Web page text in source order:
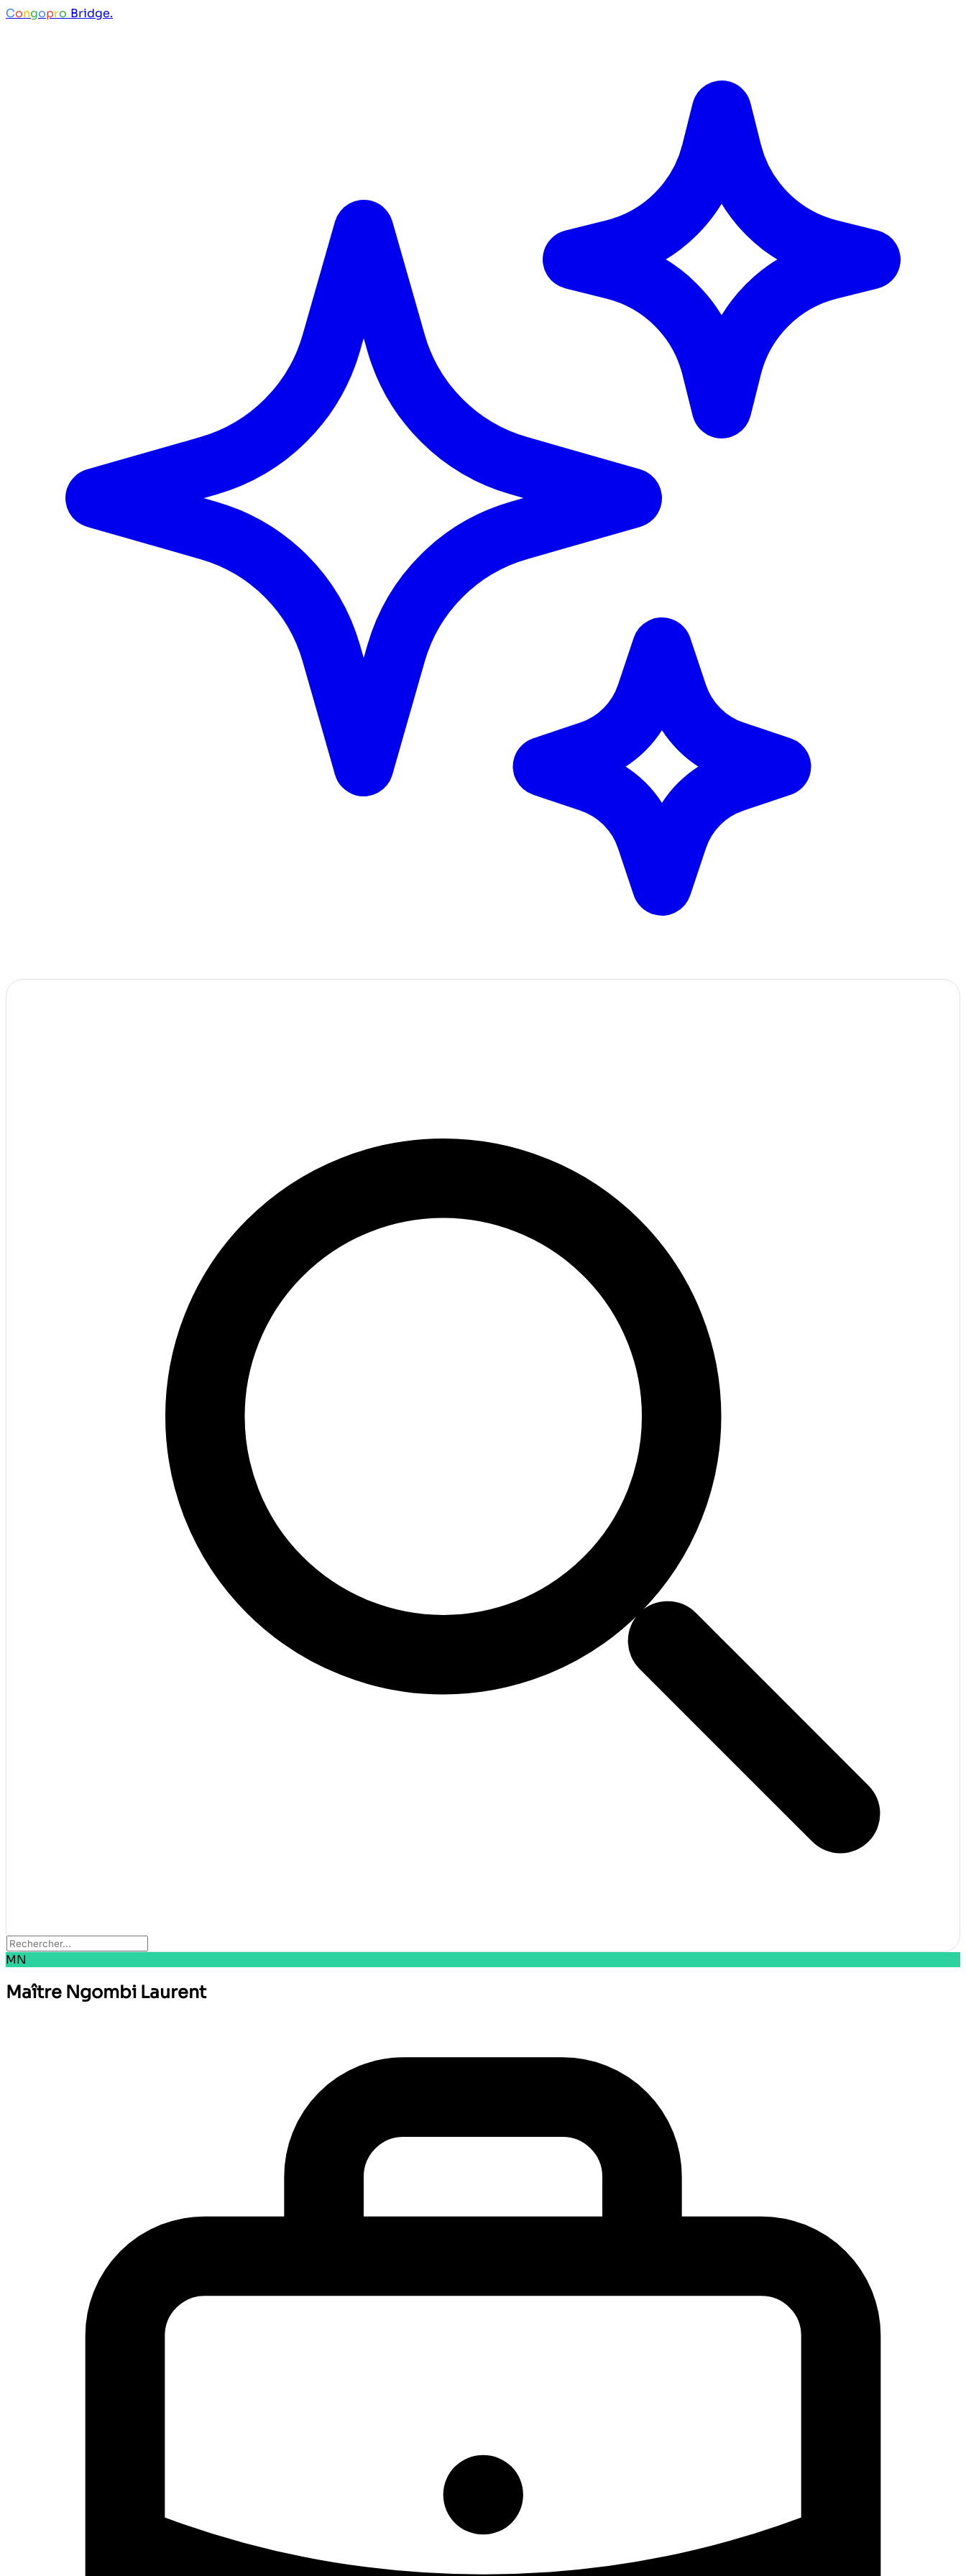
Congopro Bridge.
MN
Maître Ngombi Laurent